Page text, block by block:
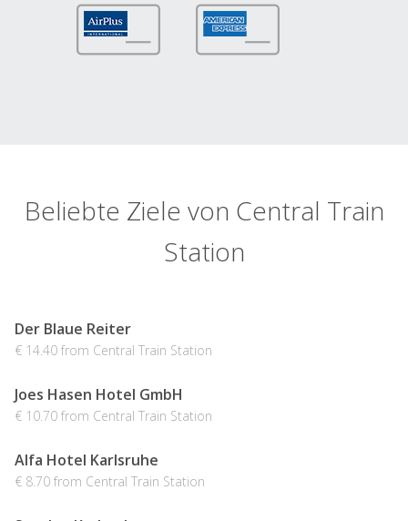
Beliebte Ziele von Central Train
Station
Der Blaue Reiter
€ 14.40 from Central Train Station
Joes Hasen Hotel GmbH
€ 10.70 from Central Train Station
Alfa Hotel Karlsruhe
€ 8.70 from Central Train Station